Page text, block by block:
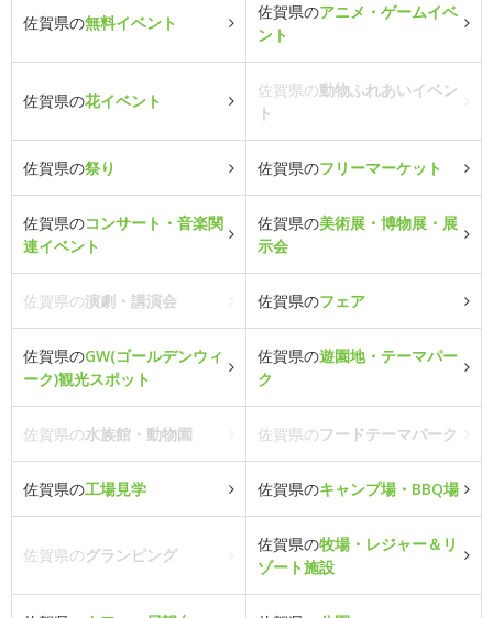
佐賀県の無料イベント
佐賀県のアニメ・ゲームイベ
ント
佐賀県の花イベント
佐賀県の動物ふれあいイベン
ト
佐賀県の祭り 佐賀県のフリーマーケット
佐賀県のコンサート・音楽関
連イベント
佐賀県の美術展・博物展・展
示会
佐賀県の演劇・講演会 佐賀県のフェア
佐賀県のGW(ゴールデンウィ
ーク)観光スポット
佐賀県の遊園地・テーマパー
ク
佐賀県の水族館・動物園 佐賀県のフードテーマパーク
佐賀県の工場見学 佐賀県のキャンプ場・BBQ場
佐賀県のグランピング
佐賀県の牧場・レジャー＆リ
ゾート施設